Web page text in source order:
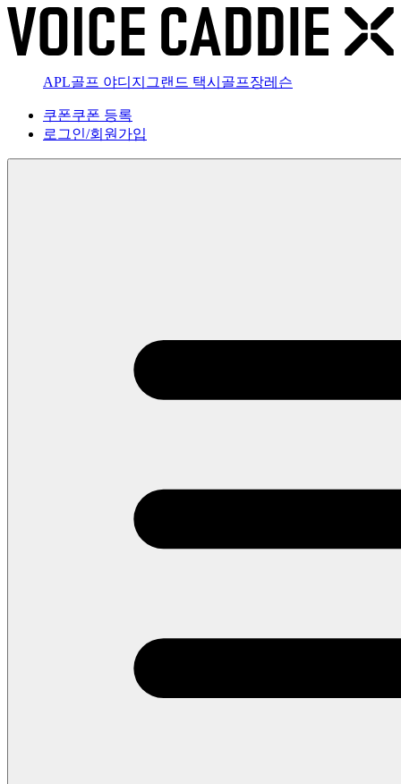
APL골프 야디지 그랜드 택시 골프장레슨
쿠폰쿠폰 등록
로그인/회원가입